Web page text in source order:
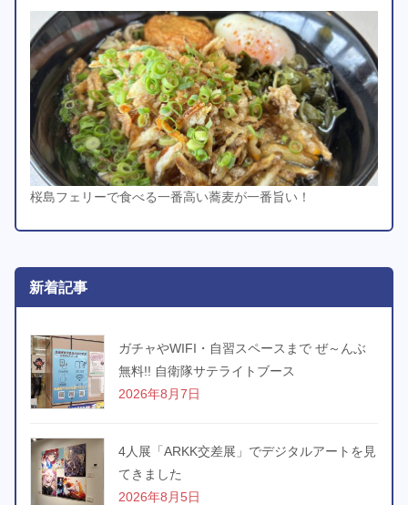
桜島フェリーで食べる一番高い蕎麦が一番旨い！
新着記事
ガチャやWIFI・自習スペースまで ぜ～んぶ
無料!! 自衛隊サテライトブース
2026年8月7日
4人展「ARKK交差展」でデジタルアートを見
てきました
2026年8月5日